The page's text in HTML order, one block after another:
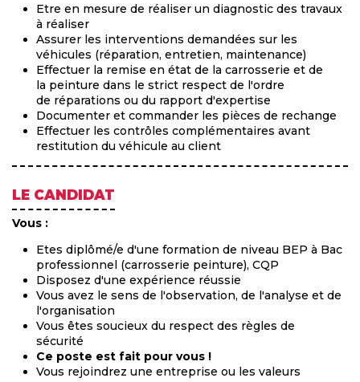
Etre en mesure de réaliser un diagnostic des travaux
à réaliser
Assurer les interventions demandées sur les
véhicules (réparation, entretien, maintenance)
Effectuer la remise en état de la carrosserie et de
la peinture dans le strict respect de l'ordre
de réparations ou du rapport d'expertise
Documenter et commander les pièces de rechange
Effectuer les contrôles complémentaires avant
restitution du véhicule au client
LE CANDIDAT
Vous :
Etes diplômé/e d'une formation de niveau BEP à Bac
professionnel (carrosserie peinture), CQP
Disposez d'une expérience réussie
Vous avez le sens de l'observation, de l'analyse et de
l'organisation
Vous êtes soucieux du respect des règles de
sécurité
Ce poste est fait pour vous !
Vous rejoindrez une entreprise ou les valeurs